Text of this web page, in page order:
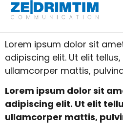
Lorem ipsum dolor sit
adipiscing elit. Ut elit
ullamcorper mattis,
Lorem ipsum dolor sit
adipiscing elit. Ut elit
ullamcorper mattis,
Panneau de gestion des cookies